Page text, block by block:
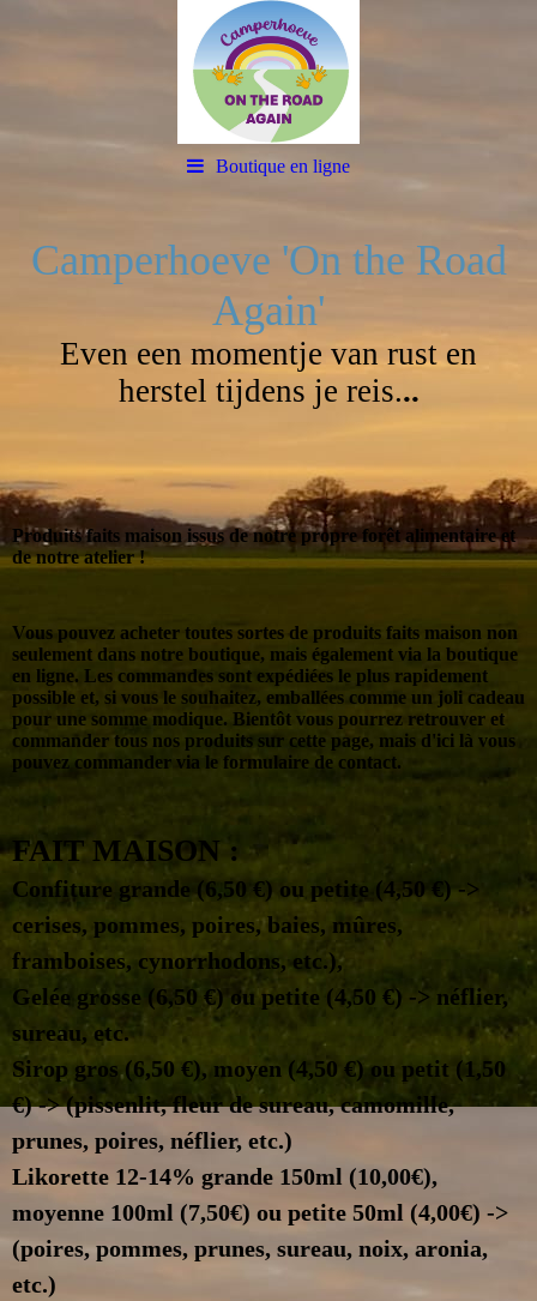
Boutique en ligne
Camperhoeve 'On the Road
Again'
Even een momentje van rust en
herstel tijdens je reis...
Produits faits maison issus de notre propre forêt alimentaire et
de notre atelier !
Vous pouvez acheter toutes sortes de produits faits maison non
seulement dans notre boutique, mais également via la boutique
en ligne. Les commandes sont expédiées le plus rapidement
possible et, si vous le souhaitez, emballées comme un joli cadeau
pour une somme modique. Bientôt vous pourrez retrouver et
commander tous nos produits sur cette page, mais d'ici là vous
pouvez commander via le formulaire de contact.
FAIT MAISON :
Confiture grande (6,50 €) ou petite (4,50 €) ->
cerises, pommes, poires, baies, mûres,
framboises, cynorrhodons, etc.),
Gelée grosse (6,50 €) ou petite (4,50 €) -> néflier,
sureau, etc.
Sirop gros (6,50 €), moyen (4,50 €) ou petit (1,50
€) -> (pissenlit, fleur de sureau, camomille,
prunes, poires, néflier, etc.)
Likorette 12-14% grande 150ml (10,00€),
moyenne 100ml (7,50€) ou petite 50ml (4,00€) ->
(poires, pommes, prunes, sureau, noix, aronia,
etc.)